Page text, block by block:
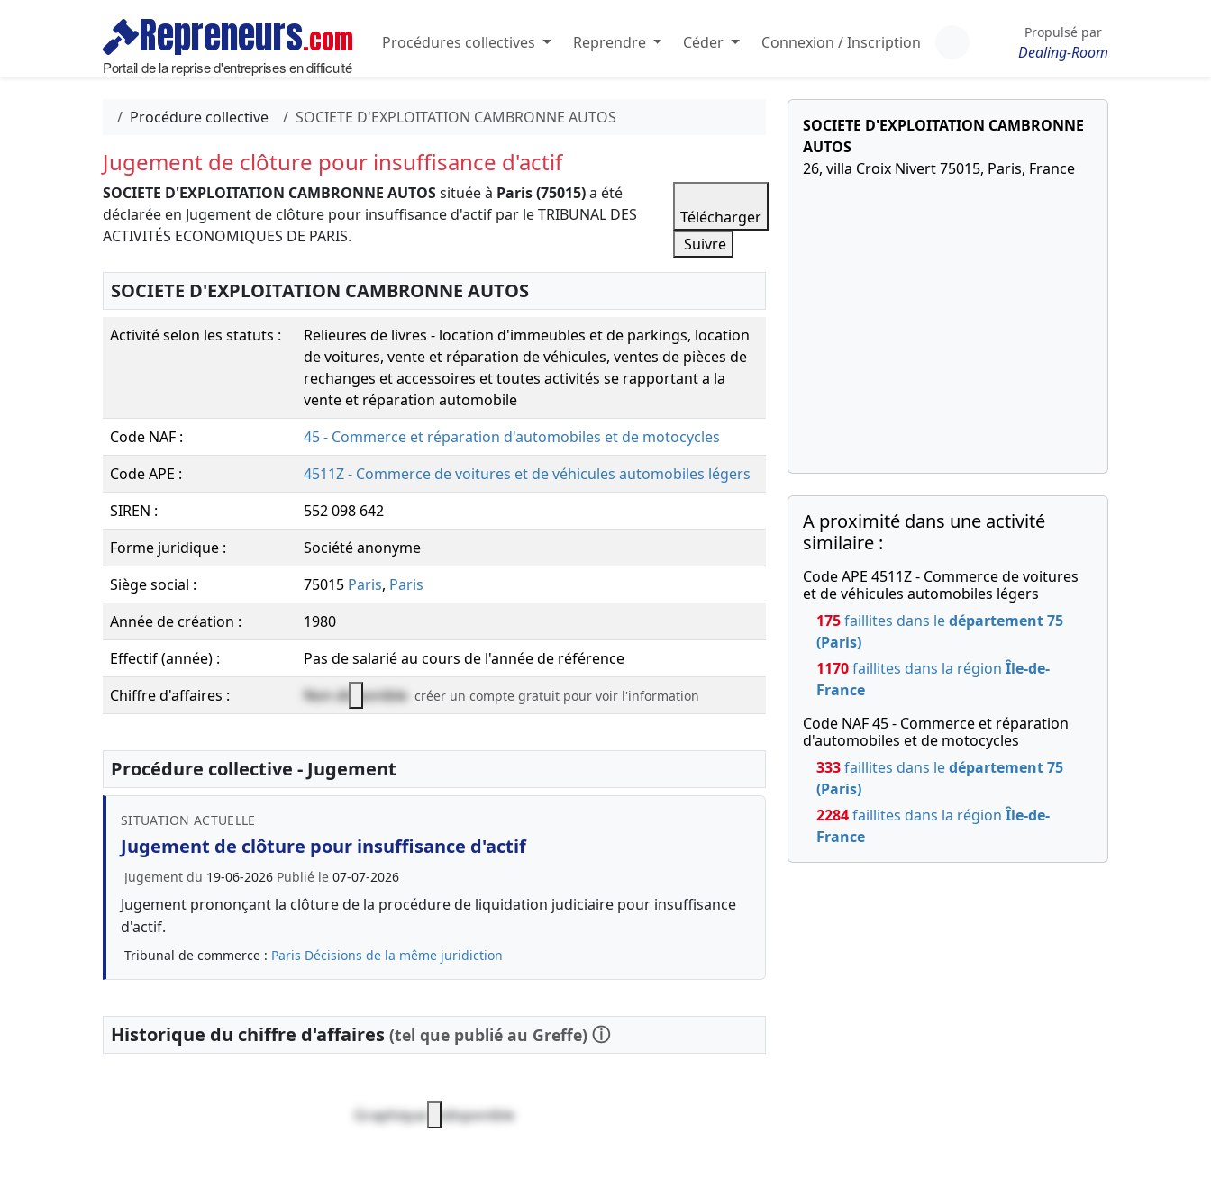
Repreneurs.com
Portail de la reprise d'entreprises en difficulté
Procédures collectives Reprendre Céder Connexion / Inscription
Propulsé par
Dealing-Room
Procédure collective SOCIETE D'EXPLOITATION CAMBRONNE AUTOS
Jugement de clôture pour insuffisance d'actif
SOCIETE D'EXPLOITATION CAMBRONNE AUTOSsituée à Paris (75015)a été
déclarée en Jugement de clôture pour insuffisance d'actif par le TRIBUNAL DES
ACTIVITÉS ECONOMIQUES DE PARIS.
Télécharger
Suivre
SOCIETE D'EXPLOITATION CAMBRONNE AUTOS
Activité selon les statuts :
Relieures de livres - location d'immeubles et de parkings, location
de voitures, vente et réparation de véhicules, ventes de pièces de
rechanges et accessoires et toutes activités se rapportant a la
vente et réparation automobile
Code NAF :
45 - Commerce et réparation d'automobiles et de motocycles
Code APE :
4511Z - Commerce de voitures et de véhicules automobiles légers
SIREN :
552 098 642
Forme juridique :
Société anonyme
Siège social :
75015 Paris, Paris
Année de création :
1980
Effectif (année) :
Pas de salarié au cours de l'année de référence
Chiffre d'affaires :
Non disponible créer un compte gratuit pour voir l'information
Procédure collective - Jugement
SITUATION ACTUELLE
Jugement de clôture pour insuffisance d'actif
Jugement du 19-06-2026 Publié le 07-07-2026
Jugement prononçant la clôture de la procédure de liquidation judiciaire pour insuffisance
d'actif.
Tribunal de commerce : Paris Décisions de la même juridiction
Historique du chiffre d'affaires (tel que publié au Greffe) ⓘ
Graphique indisponible
SOCIETE D'EXPLOITATION CAMBRONNE
AUTOS
26, villa Croix Nivert 75015, Paris, France
A proximité dans une activité
similaire :
Code APE 4511Z - Commerce de voitures
et de véhicules automobiles légers
175faillites dans ledépartement 75
(Paris)
1170faillites dans la région Île-de-
France
Code NAF 45 - Commerce et réparation
d'automobiles et de motocycles
333faillites dans ledépartement 75
(Paris)
2284faillites dans la région Île-de-
France